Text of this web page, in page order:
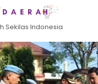
Sekilas Indonesia